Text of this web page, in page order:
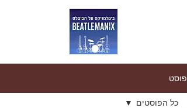
פוסט
כל הפוסטים